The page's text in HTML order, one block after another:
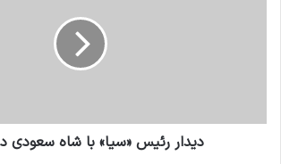
دیدار رئیس «سیا» با شاه سعودی